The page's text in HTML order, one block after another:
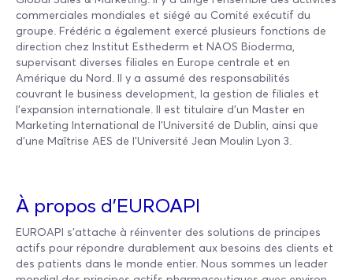
commerciales mondiales et siégé au Comité exécutif du
groupe. Frédéric a également exercé plusieurs fonctions de
direction chez Institut Esthederm et NAOS Bioderma,
supervisant diverses filiales en Europe centrale et en
Amérique du Nord. Il y a assumé des responsabilités
couvrant le business development, la gestion de filiales et
l’expansion internationale. Il est titulaire d’un Master en
Marketing International de l’Université de Dublin, ainsi que
d’une Maîtrise AES de l’Université Jean Moulin Lyon 3.
À propos d’EUROAPI
EUROAPI s'attache à réinventer des solutions de principes
actifs pour répondre durablement aux besoins des clients et
des patients dans le monde entier. Nous sommes un leader